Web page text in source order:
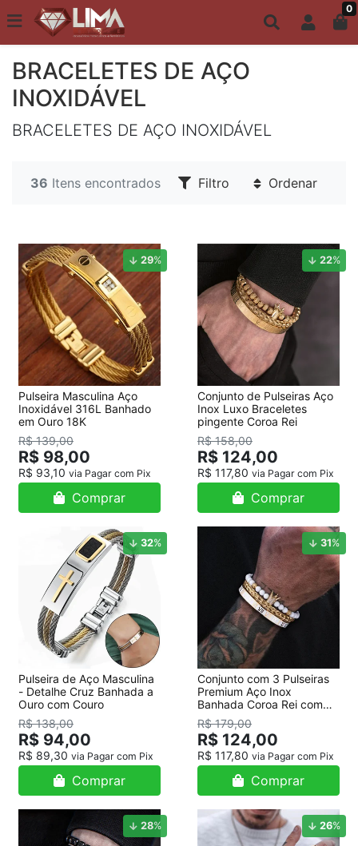
Todo site até 6X s/ juros | Frete Grátis a partir de R$149,00 0
BRACELETES MASCULINOS
BRACELETES DE AÇO
INOXIDÁVEL
BRACELETES DE AÇO INOXIDÁVEL
36 Itens encontrados Filtro Ordenar
29%
Pulseira Masculina Aço
Inoxidável 316L Banhado
em Ouro 18K
R$ 139,00
R$ 98,00
R$ 93,10 via Pagar com Pix
Comprar
22%
Conjunto de Pulseiras Aço
Inox Luxo Braceletes
pingente Coroa Rei
R$ 158,00
R$ 124,00
R$ 117,80 via Pagar com Pix
Comprar
32%
Pulseira de Aço Masculina
- Detalhe Cruz Banhada a
Ouro com Couro
R$ 138,00
R$ 94,00
R$ 89,30 via Pagar com Pix
Comprar
31%
Conjunto com 3 Pulseiras
Premium Aço Inox
Banhada Coroa Rei com
Strass
R$ 179,00
R$ 124,00
R$ 117,80 via Pagar com Pix
Comprar
28% 26%